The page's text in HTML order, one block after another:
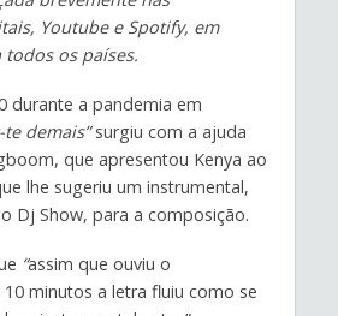
Youtube e Spotify, em
os países.
durante a pandemia em
demais”surgiu com a ajuda
que apresentou Kenya ao
lhe sugeriu um instrumental,
Dj Show, para a composição.
“assim que ouviu o
minutos a letra fluiu como se